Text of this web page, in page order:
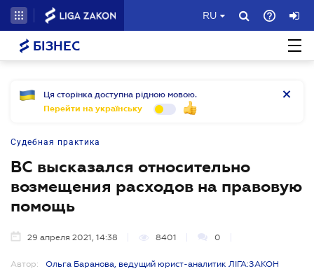
RU
БІЗНЕС
Ця сторінка доступна рідною мовою.
Перейти на українську
Судебная практика
ВС высказался относительно
возмещения расходов на правовую
помощь
29 апреля 2021, 14:38 8401 0
Автор:
Ольга Баранова, ведущий юрист-аналитик ЛІГА:ЗАКОН